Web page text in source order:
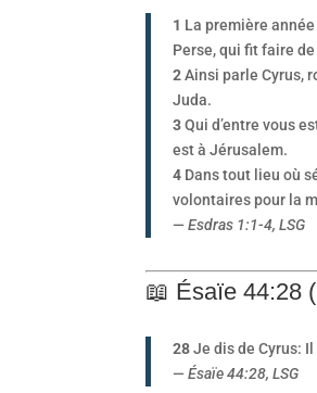
1 La première
Perse, qui fit faire
2Ainsi parle Cyrus,
Juda.
3Qui d’entre vous
est à Jérusalem.
4 Dans tout lieu où
volontaires pour la
—Esdras 1:1-4, LSG
📖 Ésaïe 44:28
28Je dis de Cyrus:
—Ésaïe 44:28, LSG